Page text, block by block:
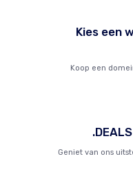
Kies een
Koop een
Geniet van ons